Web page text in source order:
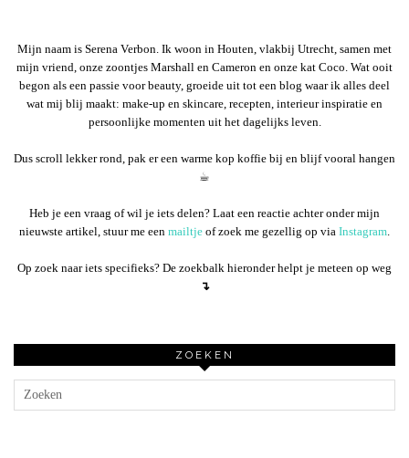
Mijn naam is Serena Verbon. Ik woon in Houten, vlakbij Utrecht, samen met
mijn vriend, onze zoontjes Marshall en Cameron en onze kat Coco. Wat ooit
begon als een passie voor beauty, groeide uit tot een blog waar ik alles deel
wat mij blij maakt: make-up en skincare, recepten, interieur inspiratie en
persoonlijke momenten uit het dagelijks leven.
Dus scroll lekker rond, pak er een warme kop koffie bij en blijf vooral hangen
☕︎
Heb je een vraag of wil je iets delen? Laat een reactie achter onder mijn
nieuwste artikel, stuur me een mailtje of zoek me gezellig op via Instagram
Op zoek naar iets specifieks? De zoekbalk hieronder helpt je meteen op weg
↴
ZOEKEN